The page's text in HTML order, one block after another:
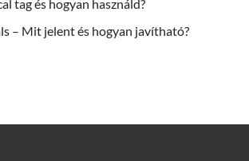
tag és hogyan használd?
– Mit jelent és hogyan javítható?